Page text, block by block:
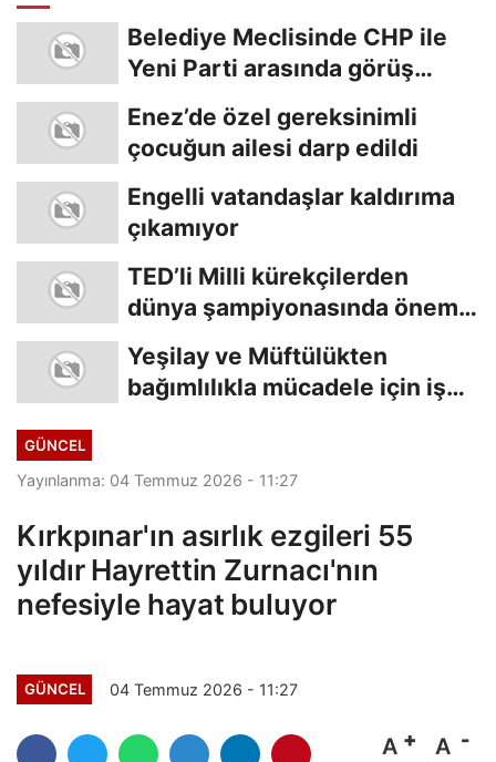
Belediye Meclisinde CHP ile
Yeni Parti arasında görüş
Enez’de özel gereksinimli
çocuğun ailesi darp edildi
Engelli vatandaşlar kaldırıma
çıkamıyor
TED’li Milli kürekçilerden
dünya şampiyonasında önemli
Yeşilay ve Müftülükten
bağımlılıkla mücadele için iş
GÜNCEL
Yayınlanma: 04 Temmuz 2026 - 11:27
Kırkpınar'ın asırlık ezgileri 55
yıldır Hayrettin Zurnacı'nın
nefesiyle hayat buluyor
GÜNCEL 04 Temmuz 2026 - 11:27
A A